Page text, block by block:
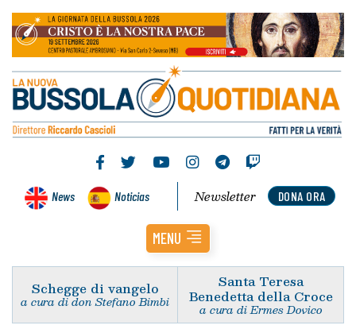
News Noticias DONA ORA
Newsletter
MENU
Schegge di vangelo
a cura di don Stefano Bimbi
Santa Teresa
Benedetta della Croce
a cura di Ermes Dovico